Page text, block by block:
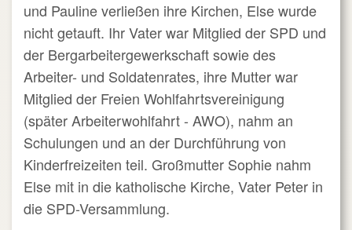
und Pauline verließen ihre Kirchen, Else wurde
nicht getauft. Ihr Vater war Mitglied der SPD und
der Bergarbeitergewerkschaft sowie des
Arbeiter- und Soldatenrates, ihre Mutter war
Mitglied der Freien Wohlfahrtsvereinigung
(später Arbeiterwohlfahrt - AWO), nahm an
Schulungen und an der Durchführung von
Kinderfreizeiten teil. Großmutter Sophie nahm
Else mit in die katholische Kirche, Vater Peter in
die SPD-Versammlung.